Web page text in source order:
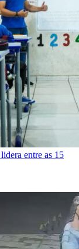
entre as 15